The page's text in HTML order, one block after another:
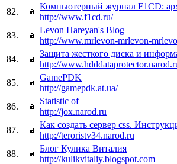
82.
Компьютерный журнал F1CD:
http://www.f1cd.ru/
83.
Levon Hareyan's Blog
http://www.mrlevon-mrlevon-
84.
Защита жесткого диска и
http://
85.
GamePDK
http://gamepdk.at.ua/
86.
Statistic of
http://jox.narod.ru
87.
Как создать сервер css.
http://teroristv34.narod.ru
88.
Блог Кулика Виталия
http://kulikvitaliy.blogspot.com